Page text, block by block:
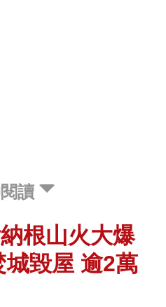
讀
根山火大爆
毀屋 逾2萬